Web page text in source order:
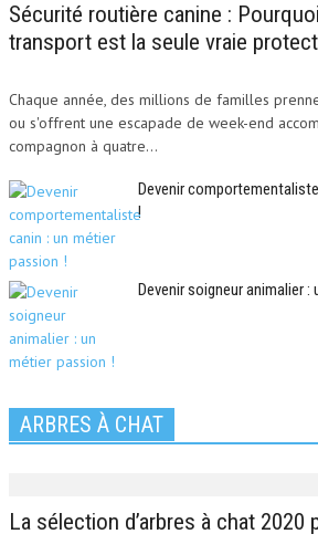
Sécurité routière canine :
transport est la seule vraie
Chaque année, des millions de familles
ou s'offrent une escapade de week-end
compagnon à quatre...
Devenir
!
Devenir soigneur animalier
ARBRES À CHAT
La sélection d’arbres à chat 2020